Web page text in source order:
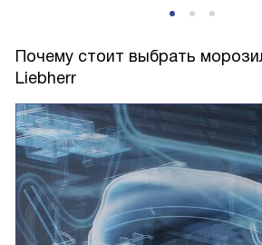
Почему стоит выбрать
Liebherr